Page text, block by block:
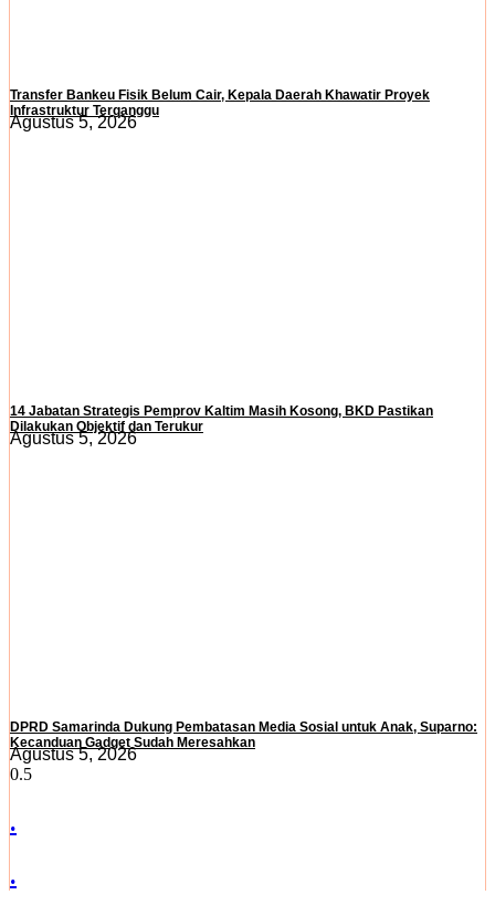
Transfer Bankeu Fisik Belum Cair, Kepala Daerah Khawatir Proyek
Infrastruktur Terganggu
Agustus 5, 2026
14 Jabatan Strategis Pemprov Kaltim Masih Kosong, BKD Pastikan
Dilakukan Objektif dan Terukur
Agustus 5, 2026
DPRD Samarinda Dukung Pembatasan Media Sosial untuk Anak, Suparno:
Kecanduan Gadget Sudah Meresahkan
Agustus 5, 2026
.
.